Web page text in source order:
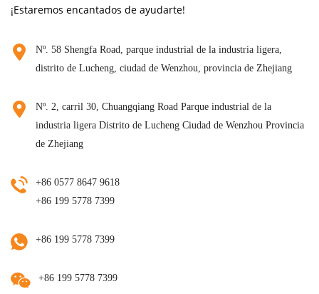
Sustenibilidad
Blogs
Sobre nosotros
¡Estaremos encantados de ayudarte!
Nº. 58 Shengfa Road, parque industrial de la industria ligera,
distrito de Lucheng, ciudad de Wenzhou, provincia de Zhejiang
Nº. 2, carril 30, Chuangqiang Road Parque industrial de la
industria ligera Distrito de Lucheng Ciudad de Wenzhou Provincia
de Zhejiang
+86 0577 8647 9618
+86 199 5778 7399
+86 199 5778 7399
+86 199 5778 7399